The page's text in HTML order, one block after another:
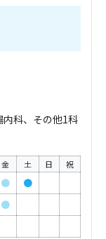
科、その他1科
金 土 日 祝
●
●
●